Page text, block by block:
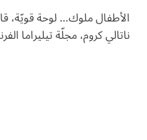
الأطفال ملوك… لوحة قويّة،
ناتالي كروم، مجلّة تيليراما